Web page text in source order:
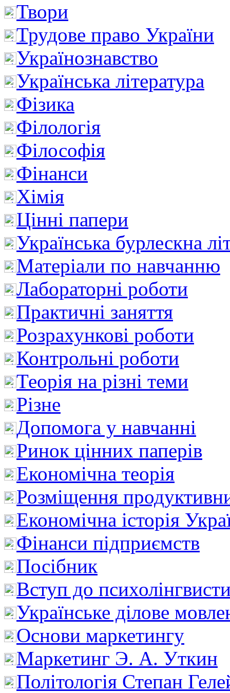
Твори
Трудове право України
Українознавство
Українська література
Фізика
Філологія
Філософія
Фінанси
Хімія
Цінні папери
Українська бурлескна
Матеріали по навчанню
Лабораторні роботи
Практичні заняття
Розрахункові роботи
Контрольні роботи
Теорія на різні теми
Різне
Допомога у навчанні
Ринок цінних паперів
Економічна теорія
Розміщення
Економічна історія
Фінанси підприємств
Посібник
Вступ до
Українське ділове
Основи маркетингу
Маркетинг Э. А. Уткин
Політологія Степан